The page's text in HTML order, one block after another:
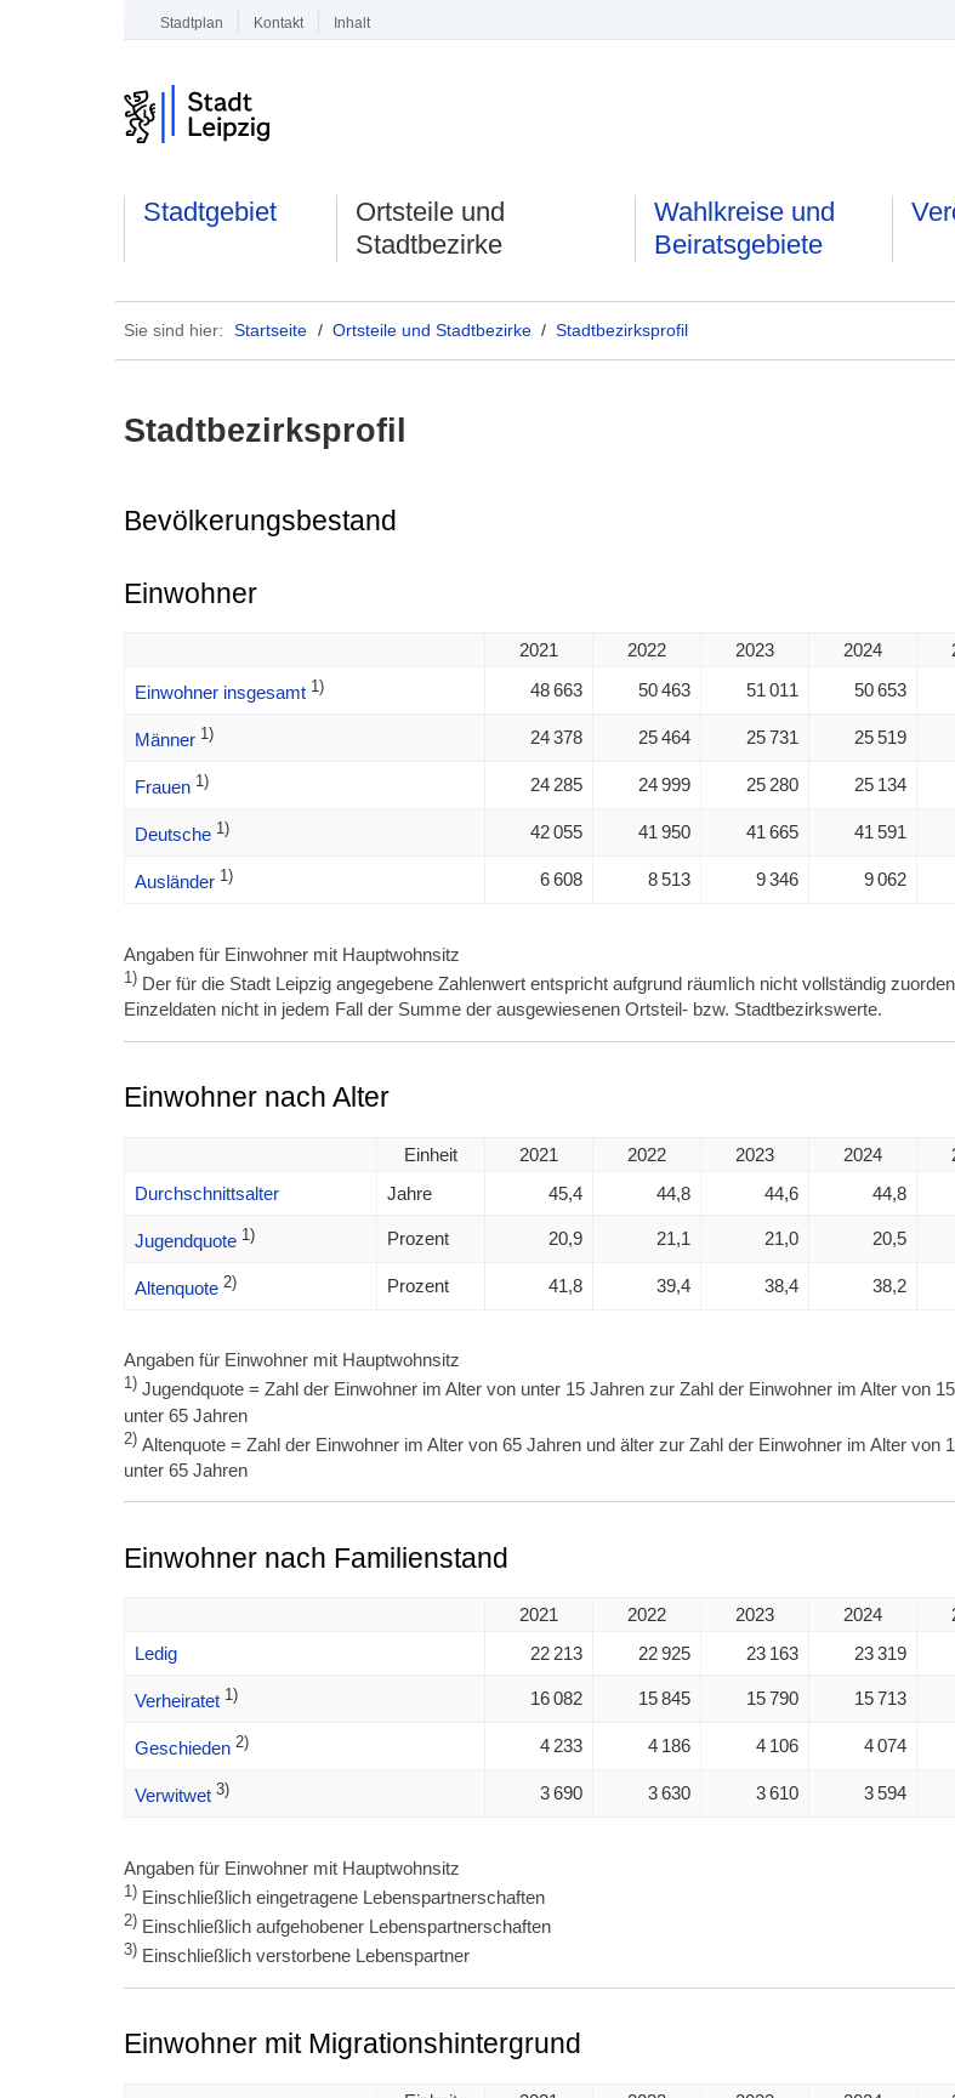
Stadtplan Kontakt Inhalt
Stadtgebiet
Ortsteile und
Stadtbezirke
Wahlkreise und
Beiratsgebiete
Sie sind hier: Startseite / Ortsteile und Stadtbezirke /Stadtbezirksprofil
Stadtbezirksprofil
Bevölkerungsbestand
Einwohner
2021 2022 2023 2024
Einwohner insgesamt 1) 48 663 50 463 51 011 50 653
Männer 1) 24 378 25 464 25 731 25 519
Frauen 1) 24 285 24 999 25 280 25 134
Deutsche 1) 42 055 41 950 41 665 41 591
Ausländer 1) 6 608 8 513 9 346 9 062
Angaben für Einwohner mit Hauptwohnsitz
1) Der für die Stadt Leipzig angegebene Zahlenwert entspricht aufgrund räumlich nicht vollständig
Einzeldaten nicht in jedem Fall der Summe der ausgewiesenen Ortsteil- bzw. Stadtbezirkswerte.
Einwohner nach Alter
Einheit 2021 2022 2023 2024
Durchschnittsalter
Jahre 45,4 44,8 44,6 44,8
Jugendquote 1) Prozent 20,9 21,1 21,0 20,5
Altenquote 2) Prozent 41,8 39,4 38,4 38,2
Angaben für Einwohner mit Hauptwohnsitz
1) Jugendquote = Zahl der Einwohner im Alter von unter 15 Jahren zur Zahl der Einwohner im Alter von
unter 65 Jahren
2) Altenquote = Zahl der Einwohner im Alter von 65 Jahren und älter zur Zahl der Einwohner im Alter von
unter 65 Jahren
Einwohner nach Familienstand
2021 2022 2023 2024
Ledig
22 213 22 925 23 163 23 319
Verheiratet 1) 16 082 15 845 15 790 15 713
Geschieden 2) 4 233 4 186 4 106 4 074
Verwitwet 3) 3 690 3 630 3 610 3 594
Angaben für Einwohner mit Hauptwohnsitz
1) Einschließlich eingetragene Lebenspartnerschaften
2) Einschließlich aufgehobener Lebenspartnerschaften
3) Einschließlich verstorbene Lebenspartner
Einwohner mit Migrationshintergrund